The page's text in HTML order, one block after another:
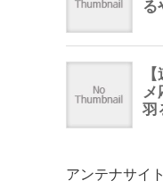
アンテナサイト